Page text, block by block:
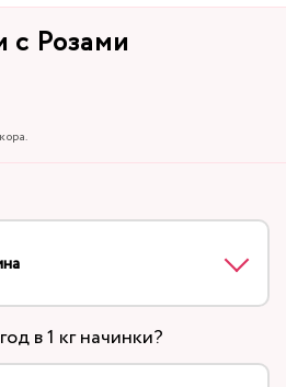
с Розами
в 1 кг начинки?